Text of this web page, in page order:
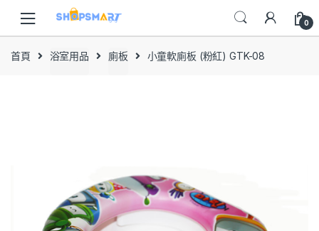
navigation
content
0
首頁 浴室用品 廁板 小童軟廁板 (粉紅) GTK-08